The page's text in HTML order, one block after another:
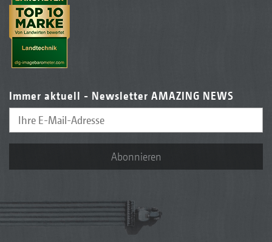
Immer aktuell - Newsletter AMAZING NEWS
Abonnieren